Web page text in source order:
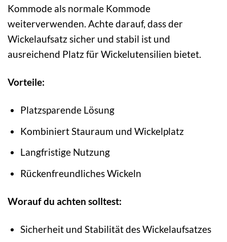
Kommode als normale Kommode
weiterverwenden. Achte darauf, dass der
Wickelaufsatz sicher und stabil ist und
ausreichend Platz für Wickelutensilien bietet.
Vorteile:
Platzsparende Lösung
Kombiniert Stauraum und Wickelplatz
Langfristige Nutzung
Rückenfreundliches Wickeln
Worauf du achten solltest:
Sicherheit und Stabilität des Wickelaufsatzes